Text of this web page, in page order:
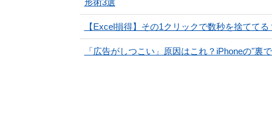
【Excel損得】その1クリックで数秒を捨てて
「広告がしつこい」原因はこれ？iPhoneの"裏